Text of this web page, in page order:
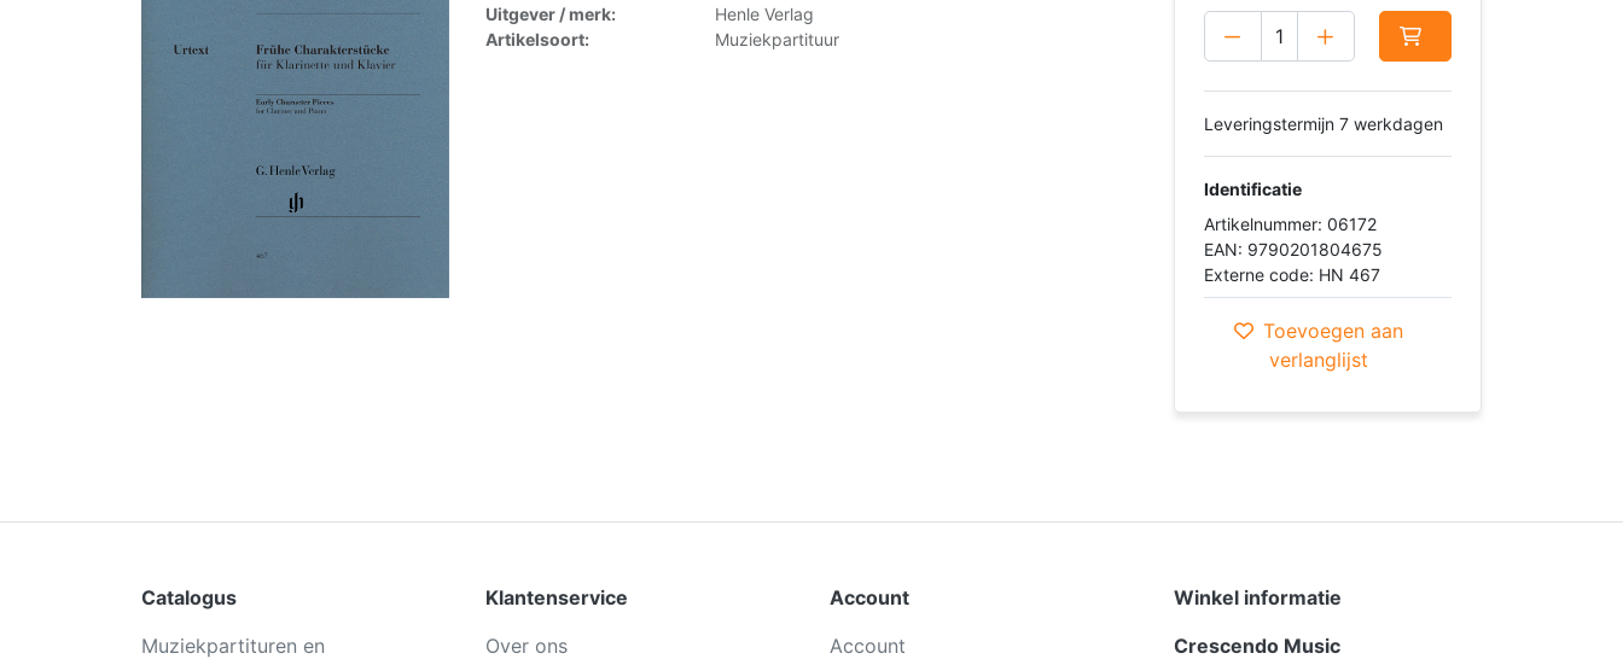
Uitgever / merk:
Henle Verlag
Artikelsoort:
Muziekpartituur
Leveringstermijn 7 werkdagen
Identificatie
Artikelnummer: 06172
EAN: 9790201804675
Externe code: HN 467
Toevoegen aan
verlanglijst
Catalogus
Muziekpartituren en
Klantenservice
Over ons
Account
Account
Winkel informatie
Crescendo Music